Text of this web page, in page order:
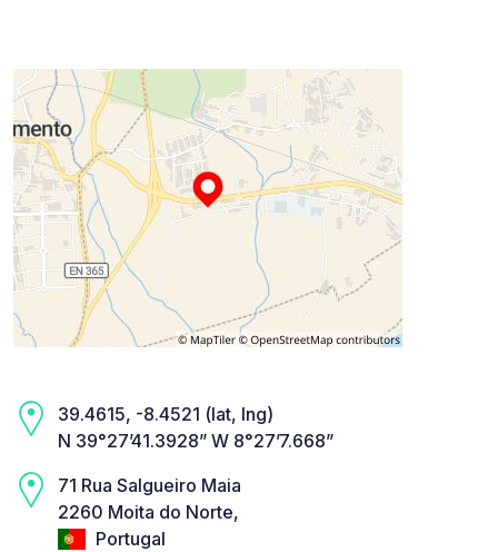
39.4615, -8.4521 (lat, lng)
N 39°27’41.3928” W 8°27’7.668”
71 Rua Salgueiro Maia
2260 Moita do Norte,
Portugal